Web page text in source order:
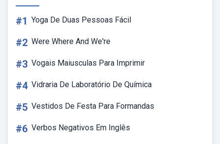
#1 Yoga De Duas Pessoas Fácil
#2 Were Where And We're
#3 Vogais Maiusculas Para Imprimir
#4 Vidraria De Laboratório De Química
#5 Vestidos De Festa Para Formandas
#6 Verbos Negativos Em Inglês